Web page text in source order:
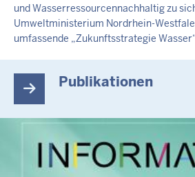
und Wasserressourcennachhaltig zu
Umweltministerium Nordrhein-
umfassende „Zukunftsstrategie
Publikationen